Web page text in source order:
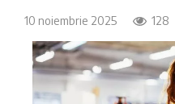
OTP Bank
ProCredit Bank
10 noiembrie 2025 128